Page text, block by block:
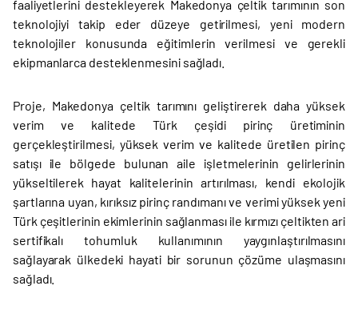
faaliyetlerini destekleyerek Makedonya çeltik tarımının son
teknolojiyi takip eder düzeye getirilmesi, yeni modern
teknolojiler konusunda eğitimlerin verilmesi ve gerekli
ekipmanlarca desteklenmesini sağladı.
Proje, Makedonya çeltik tarımını geliştirerek daha yüksek
verim ve kalitede Türk çeşidi pirinç üretiminin
gerçekleştirilmesi, yüksek verim ve kalitede üretilen pirinç
satışı ile bölgede bulunan aile işletmelerinin gelirlerinin
yükseltilerek hayat kalitelerinin artırılması, kendi ekolojik
şartlarına uyan, kırıksız pirinç randımanı ve verimi yüksek yeni
Türk çeşitlerinin ekimlerinin sağlanması ile kırmızı çeltikten ari
sertifikalı tohumluk kullanımının yaygınlaştırılmasını
sağlayarak ülkedeki hayati bir sorunun çözüme ulaşmasını
sağladı.